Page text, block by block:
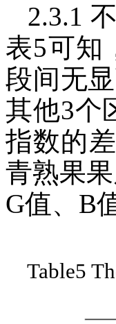
2.3.1
表5可知
段间无
其他3个
指数的
青熟果
G值、B
Table5